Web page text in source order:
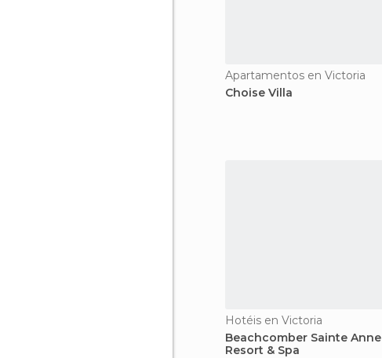
Apartamentos en Victoria
Choise Villa
Hotéis en Victoria
Beachcomber Sainte Anne
Resort & Spa